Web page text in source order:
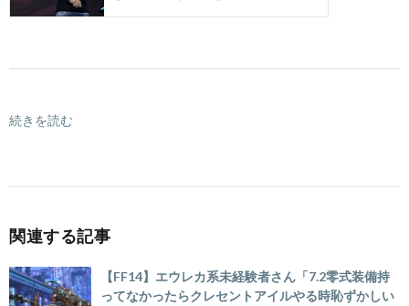
続きを読む
関連する記事
【FF14】エウレカ系未経験者さん「7.2零式装備持
ってなかったらクレセントアイルやる時恥ずかしい